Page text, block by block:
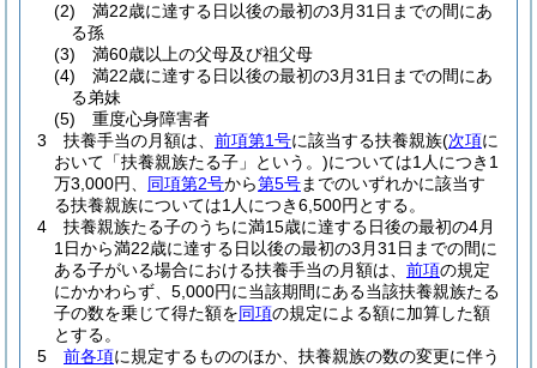
(2)
満22歳に達する日以後の最初の3月31日までの間にあ
る孫
(3)
満60歳以上の父母及び祖父母
(4)
満22歳に達する日以後の最初の3月31日までの間にあ
る弟妹
(5)
重度心身障害者
3
扶養手当の月額は、 前項第1号に該当する扶養親族(次項に
おいて「扶養親族たる子」という。)については1人につき1
万3,000円、 同項第2号から第5号までのいずれかに該当す
る扶養親族については1人につき6,500円とする。
4
扶養親族たる子のうちに満15歳に達する日後の最初の4月
1日から満22歳に達する日以後の最初の3月31日までの間に
ある子がいる場合における扶養手当の月額は、 前項の規定
にかかわらず、5,000円に当該期間にある当該扶養親族たる
子の数を乗じて得た額を同項の規定による額に加算した額
とする。
5
前各項に規定するもののほか、扶養親族の数の変更に伴う